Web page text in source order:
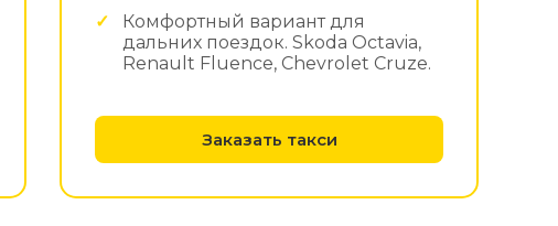
Комфортный вариант для
дальних поездок. Skoda Octavia,
Renault Fluence, Chevrolet Cruze.
Заказать такси